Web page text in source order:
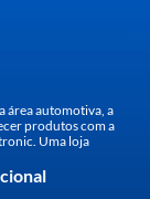
área automotiva, a
produtos com a
Uma loja